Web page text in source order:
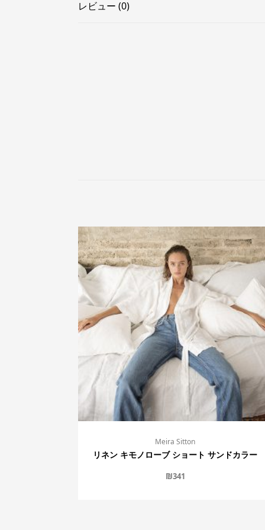
レビュー (0)
Meira Sitton
リネン キモノローブ ショート サンドカラー
₪341